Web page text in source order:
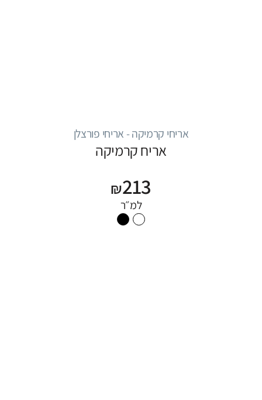
אריחי קרמיקה - אריחי פורצלן
אריח קרמיקה
₪213
למ״ר